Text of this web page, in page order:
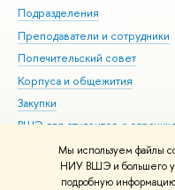
Мы используем файлы
НИУ ВШЭ и большего
подробную
Подразделения
Преподаватели и сотрудники
Попечительский совет
Корпуса и общежития
Закупки
ВШЭ для студентов с
здоровья и инвалидностью
Версия для слабовидящих
Единая платежная страница